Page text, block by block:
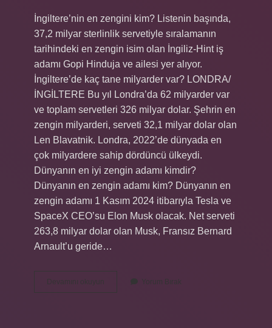
İngiltere’nin en zengini kim? Listenin başında,
37,2 milyar sterlinlik servetiyle sıralamanın
tarihindeki en zengin isim olan İngiliz-Hint iş
adamı Gopi Hinduja ve ailesi yer alıyor.
İngiltere’de kaç tane milyarder var? LONDRA/
İNGİLTERE Bu yıl Londra’da 62 milyarder var
ve toplam servetleri 326 milyar dolar. Şehrin en
zengin milyarderi, serveti 32,1 milyar dolar olan
Len Blavatnik. Londra, 2022’de dünyada en
çok milyardere sahip dördüncü ülkeydi.
Dünyanın en iyi zengin adamı kimdir?
Dünyanın en zengin adamı kim? Dünyanın en
zengin adamı 1 Kasım 2024 itibarıyla Tesla ve
SpaceX CEO’su Elon Musk olacak. Net serveti
263,8 milyar dolar olan Musk, Fransız Bernard
Arnault’u geride…
Devamını okuyun
İNgilterenin
En
Yorum Bırak